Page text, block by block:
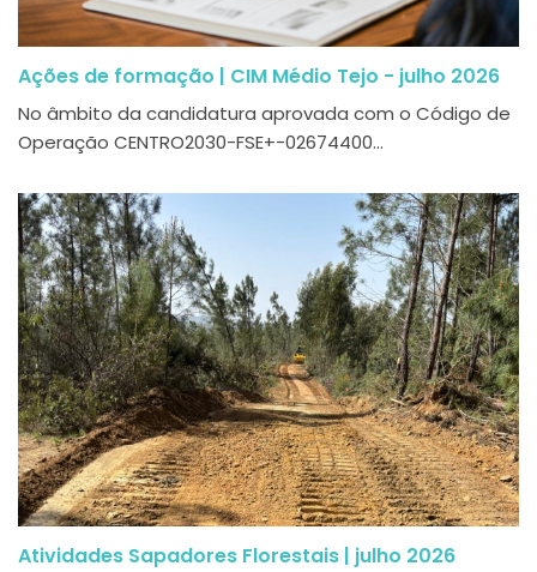
Ações de formação | CIM Médio Tejo - julho 2026
No âmbito da candidatura aprovada com o Código de
Operação CENTRO2030-FSE+-02674400...
Atividades Sapadores Florestais | julho 2026